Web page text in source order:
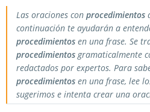
Las oraciones con procedimientos
continuación te ayudarán a
procedimientos en una frase. Se
procedimientosgramaticalmente
redactados por expertos. Para
procedimientos en una frase, lee
sugerimos e intenta crear una